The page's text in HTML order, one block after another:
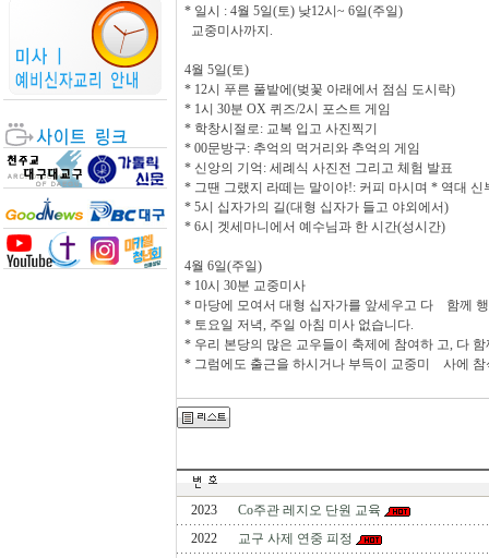
* 일시 : 4월 5일(토) 낮12시~ 6일(주일)
교중미사까지.
4월 5일(토)
* 12시 푸른 풀밭에(벚꽃 아래에서 점심 도시락)
* 1시 30분 OX 퀴즈/2시 포스트 게임
* 학창시절로: 교복 입고 사진찍기
* 00문방구: 추억의 먹거리와 추억의 게임
* 신앙의 기억: 세례식 사진전 그리고 체험 발표
* 그땐 그랬지 라떼는 말이야!: 커피 마시며 * 역대 신
* 5시 십자가의 길(대형 십자가 들고 야외에서)
* 6시 겟세마니에서 예수님과 한 시간(성시간)
4월 6일(주일)
* 10시 30분 교중미사
* 마당에 모여서 대형 십자가를 앞세우고 다 함께
* 토요일 저녁, 주일 아침 미사 없습니다.
* 우리 본당의 많은 교우들이 축제에 참여하 고, 다
* 그럼에도 출근을 하시거나 부득이 교중미 사에 참
2023
Co주관 레지오 단원 교육
2022
교구 사제 연중 피정